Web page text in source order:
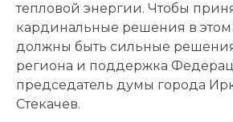
тепловой энергии. Чтобы
кардинальные решения в этом
должны быть сильные
региона и поддержка
председатель думы города
Стекачев.